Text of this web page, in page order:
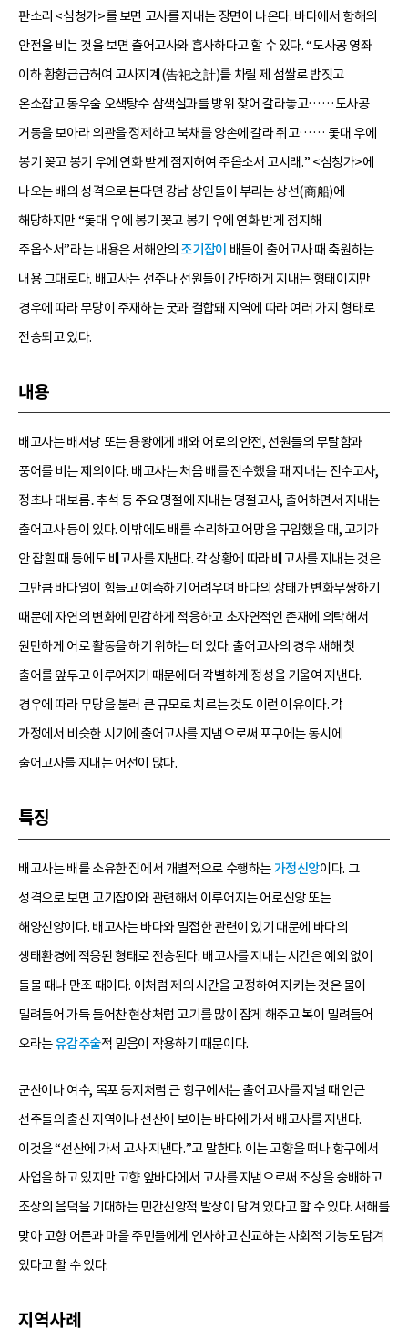
판소리 <심청가>를 보면 고사를 지내는 장면이 나온다. 바다에서 항해의
안전을 비는 것을 보면 출어고사와 흡사하다고 할 수 있다. “도사공 영좌
이하 황황급급허여 고사지계(告祀之計)를 차릴 제 섬쌀로 밥짓고
온소잡고 동우술 오색탕수 삼색실과를 방위 찾어 갈라놓고……도사공
거동을 보아라 의관을 정제하고 북채를 양손에 갈라 쥐고…… 돛대 우에
봉기 꽂고 봉기 우에 연화 받게 점지허여 주옵소서 고시래.” <심청가>에
나오는 배의 성격으로 본다면 강남 상인들이 부리는 상선(商船)에
해당하지만 “돛대 우에 봉기 꽂고 봉기 우에 연화 받게 점지해
주옵소서”라는 내용은 서해안의 조기잡이 배들이 출어고사 때 축원하는
내용 그대로다. 배고사는 선주나 선원들이 간단하게 지내는 형태이지만
경우에 따라 무당이 주재하는 굿과 결합돼 지역에 따라 여러 가지 형태로
전승되고 있다.
내용
배고사는 배서낭 또는 용왕에게 배와 어로의 안전, 선원들의 무탈함과
풍어를 비는 제의이다. 배고사는 처음 배를 진수했을 때 지내는 진수고사,
정초나 대보름․추석 등 주요 명절에 지내는 명절고사, 출어하면서 지내는
출어고사 등이 있다. 이밖에도 배를 수리하고 어망을 구입했을 때, 고기가
안 잡힐 때 등에도 배고사를 지낸다. 각 상황에 따라 배고사를 지내는 것은
그만큼 바다일이 힘들고 예측하기 어려우며 바다의 상태가 변화무쌍하기
때문에 자연의 변화에 민감하게 적응하고 초자연적인 존재에 의탁해서
원만하게 어로 활동을 하기 위하는 데 있다. 출어고사의 경우 새해 첫
출어를 앞두고 이루어지기 때문에 더 각별하게 정성을 기울여 지낸다.
경우에 따라 무당을 불러 큰 규모로 치르는 것도 이런 이유이다. 각
가정에서 비슷한 시기에 출어고사를 지냄으로써 포구에는 동시에
출어고사를 지내는 어선이 많다.
특징
배고사는 배를 소유한 집에서 개별적으로 수행하는가정신앙이다. 그
성격으로 보면 고기잡이와 관련해서 이루어지는 어로신앙 또는
해양신앙이다. 배고사는 바다와 밀접한 관련이 있기 때문에 바다의
생태환경에 적응된 형태로 전승된다. 배고사를 지내는 시간은 예외 없이
들물 때나 만조 때이다. 이처럼 제의 시간을 고정하여 지키는 것은 물이
밀려들어 가득 들어찬 현상처럼 고기를 많이 잡게 해주고 복이 밀려들어
오라는유감주술적 믿음이 작용하기 때문이다.
군산이나 여수, 목포 등지처럼 큰 항구에서는 출어고사를 지낼 때 인근
선주들의 출신 지역이나 선산이 보이는 바다에 가서 배고사를 지낸다.
이것을 “선산에 가서 고사 지낸다.”고 말한다. 이는 고향을 떠나 항구에서
사업을 하고 있지만 고향 앞바다에서 고사를 지냄으로써 조상을 숭배하고
조상의 음덕을 기대하는 민간신앙적 발상이 담겨 있다고 할 수 있다. 새해를
맞아 고향 어른과 마을 주민들에게 인사하고 친교하는 사회적 기능도 담겨
있다고 할 수 있다.
지역사례